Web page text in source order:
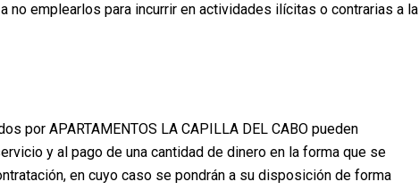
no emplearlos para incurrir en actividades ilícitas o contrarias a la
por APARTAMENTOS LA CAPILLA DEL CABO pueden
y al pago de una cantidad de dinero en la forma que se
en cuyo caso se pondrán a su disposición de forma